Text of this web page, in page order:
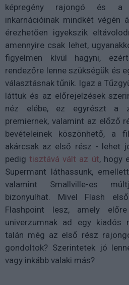
képregény rajongó és a
inkarnációinak mindkét végén
érezhetően igyekszik
amennyire csak lehet,
figyelmen kívül hagyni,
rendezőre lenne szükségük és
választásnak tűnik. Igaz a
láttuk és az előrejelzések
néz elébe, ez egyrészt a
premiernek, valamint az előző
bevételeinek köszönhető, a
akárcsak az első rész - lehet
pedigtisztává vált az út, hogy
Supermant láthassunk,
valamint Smallville-es
bizonyulhat. Mivel Flash
Flashpoint lesz, amely
univerzumnak ad egy kiadós
talán még az első rész
gondoltok? Szerintetek jó
vagy inkább valaki más?